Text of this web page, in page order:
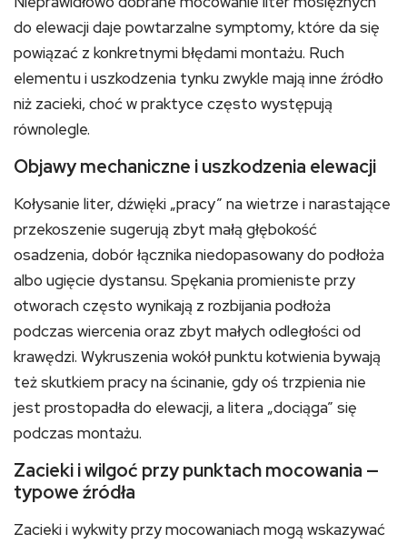
do elewacji daje powtarzalne symptomy, które da się
powiązać z konkretnymi błędami montażu. Ruch
elementu i uszkodzenia tynku zwykle mają inne źródło
niż zacieki, choć w praktyce często występują
równolegle.
Objawy mechaniczne i uszkodzenia elewacji
Kołysanie liter, dźwięki „pracy” na wietrze i narastające
przekoszenie sugerują zbyt małą głębokość
osadzenia, dobór łącznika niedopasowany do podłoża
albo ugięcie dystansu. Spękania promieniste przy
otworach często wynikają z rozbijania podłoża
podczas wiercenia oraz zbyt małych odległości od
krawędzi. Wykruszenia wokół punktu kotwienia bywają
też skutkiem pracy na ścinanie, gdy oś trzpienia nie
jest prostopadła do elewacji, a litera „dociąga” się
podczas montażu.
Zacieki i wilgoć przy punktach mocowania —
typowe źródła
Zacieki i wykwity przy mocowaniach mogą wskazywać